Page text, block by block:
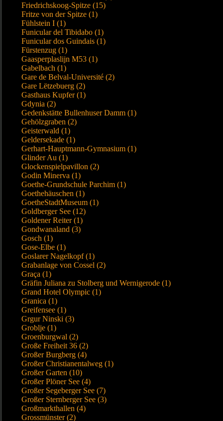
Friedrichskoog-Spitze (15)
Fritze von der Spitze (1)
Fühlstein I (1)
Funicular del Tibidabo (1)
Funicular dos Guindais (1)
Fürstenzug (1)
Gaasperplaslijn M53 (1)
Gabelbach (1)
Gare de Belval-Université (2)
Gare Lëtzebuerg (2)
Gasthaus Kupfer (1)
Gdynia (2)
Gedenkstätte Bullenhuser Damm (1)
Gehölzgraben (2)
Geisterwald (1)
Geldersekade (1)
Gerhart-Hauptmann-Gymnasium (1)
Glinder Au (1)
Glockenspielpavillon (2)
Godin Minerva (1)
Goethe-Grundschule Parchim (1)
Goethehäuschen (1)
GoetheStadtMuseum (1)
Goldberger See (12)
Goldener Reiter (1)
Gondwanaland (3)
Gosch (1)
Gose-Elbe (1)
Goslarer Nagelkopf (1)
Grabanlage von Cossel (2)
Graça (1)
Gräfin Juliana zu Stolberg und Wernigerode (1)
Grand Hotel Olympic (1)
Granica (1)
Greifensee (1)
Grgur Ninski (3)
Groblje (1)
Groenburgwal (2)
Große Freiheit 36 (2)
Großer Burgberg (4)
Großer Christianentalweg (1)
Großer Garten (10)
Großer Plöner See (4)
Großer Segeberger See (7)
Großer Sternberger See (3)
Großmarkthallen (4)
Grossmünster (2)